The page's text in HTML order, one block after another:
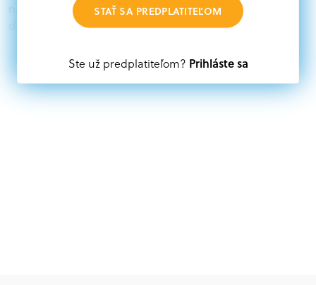
nájdete aktuálne výzvy z eurofondov, plánu obnovy a
ďalších zdrojov.
Oprávnení partneri:
Akákoľvek právnická osoba, t. j. verejný alebo súkromný
subjekt, komerčný alebo nekomerčný, ako aj
STAŤ SA PREDPLATITEĽOM
Ste už predplatiteľom? Prihláste sa